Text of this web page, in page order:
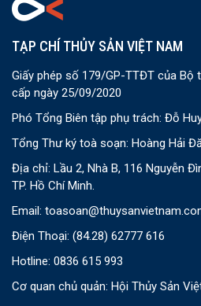
TẠP CHÍ THỦY SẢN VIỆT NAM
Giấy phép số 179/GP-TTĐT của Bộ
cấp ngày 25/09/2020
Phó Tổng Biên tập phụ trách: Đỗ
Tổng Thư ký toà soạn: Hoàng Hải
Địa chỉ: Lầu 2, Nhà B, 116 Nguyễn
TP. Hồ Chí Minh.
Email:
Điện Thoại: (84.28) 62777 616
Hotline: 0836 615 993
Cơ quan chủ quản: Hội Thủy Sản